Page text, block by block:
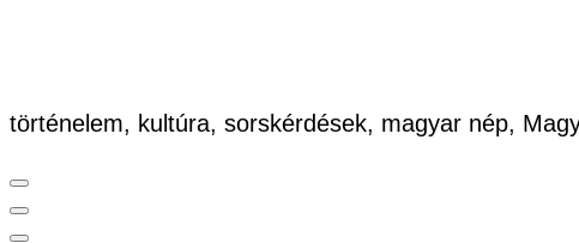
történelem, kultúra, sorskérdések, magyar nép,